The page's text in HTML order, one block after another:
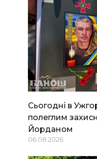
Сьогодні в
полеглим
Йорданом
06.08.2026